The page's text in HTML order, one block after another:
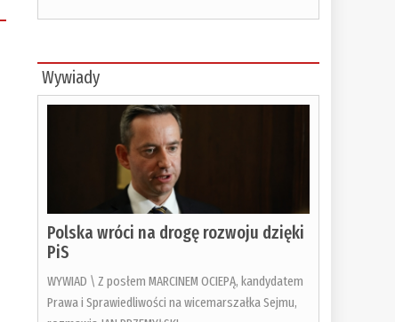
Wywiady
Polska wróci na drogę rozwoju dzięki
PiS
WYWIAD \ Z posłem MARCINEM OCIEPĄ, kandydatem
Prawa i Sprawiedliwości na wicemarszałka Sejmu,